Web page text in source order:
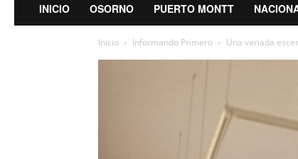
INICIO OSORNO PUERTO MONTT
Inicio Informando Primero Una variada